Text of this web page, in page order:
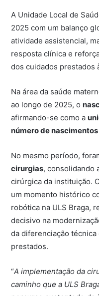
A Unidade Local de
2025 com um balanço
atividade assistencial,
resposta clínica e
dos cuidados prestados
Na área da saúde
ao longo de 2025, o
afirmando-se como a
número de
No mesmo período,
cirurgias, consolidando
cirúrgica da instituição.
um momento histórico
robótica na ULS Braga,
decisivo na
da diferenciação
prestados.
“A implementação da
caminho que a ULS